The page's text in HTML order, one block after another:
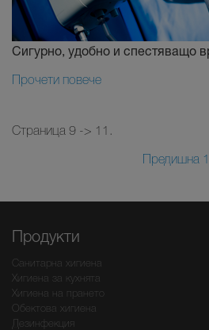
Сигурно, удобно и спестяващо
Прочети повече
Страница 9 -> 11.
Предишна 1
Продукти
Санитарна хигиена
Хигиена за кухнята
Хигиена на прането
Обектова хигиена
Дезинфекция